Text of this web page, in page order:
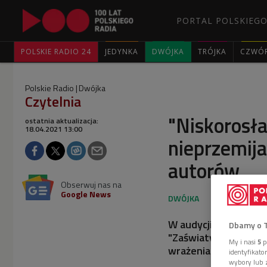
PORTAL
POLSKIE RADIO 24 JEDYNKA DWÓJKA TRÓJKA
Polskie Radio Dwójka
Czytelnia
autorów
ostatnia aktualizacja:
18.04.2021 13:00
Obserwuj nas na
Google News
W audycji
"Zaświaty.
wrażeniami z
Dbamy o
My i nasi 5
wybory lub